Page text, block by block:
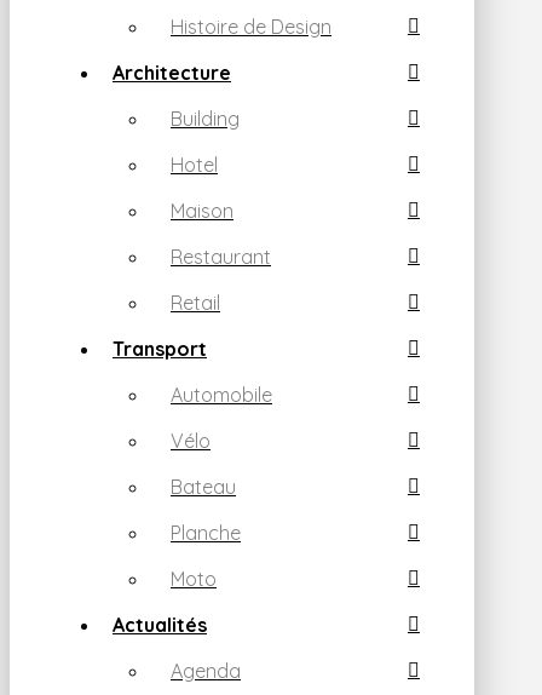
Histoire de Design
Architecture
Building
Hotel
Maison
Restaurant
Retail
Transport
Automobile
Vélo
Bateau
Planche
Moto
Actualités
Agenda